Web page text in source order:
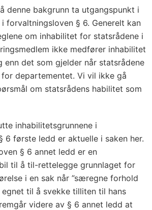
denne bakgrunn ta utgangspunkt i
forvaltningsloven § 6. Generelt kan
om inhabilitet for statsrådene i
ikke medfører inhabilitet
enn det som gjelder når statsrådene
departementet. Vi vil ikke gå
om statsrådens habilitet som
inhabilitetsgrunnene i
6 første ledd er aktuelle i saken her.
§ 6 annet ledd er en
til å til-rettelegge grunnlaget for
i en sak når ”særegne forhold
til å svekke tilliten til hans
videre av § 6 annet ledd at